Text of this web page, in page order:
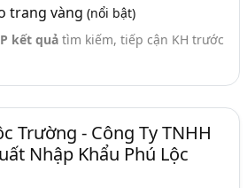
Bị In Ấn (277)
Nghiệp (91)
trang vàng (nổi bật)
kết quảtìm kiếm, tiếp cận KH trước
Trường - Công Ty TNHH
Nhập Khẩu Phú Lộc